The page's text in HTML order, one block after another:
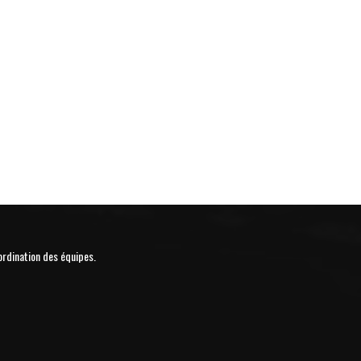
des équipes.